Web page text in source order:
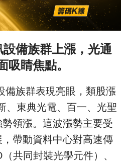
備族群上漲，光通
睛焦點。
備族群表現亮眼，類股漲
、東典光電、百一、光聖
領漲。這波漲勢主要受
帶動資料中心對高速傳
共同封裝光學元件）、